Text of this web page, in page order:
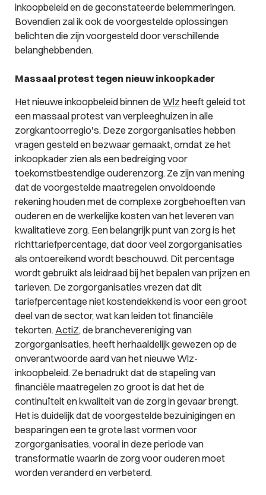
inkoopbeleid en de geconstateerde belemmeringen.
Bovendien zal ik ook de voorgestelde oplossingen
belichten die zijn voorgesteld door verschillende
belanghebbenden.
Massaal protest tegen nieuw inkoopkader
Het nieuwe inkoopbeleid binnen de Wlz heeft geleid tot
een massaal protest van verpleeghuizen in alle
zorgkantoorregio's. Deze zorgorganisaties hebben
vragen gesteld en bezwaar gemaakt, omdat ze het
inkoopkader zien als een bedreiging voor
toekomstbestendige ouderenzorg. Ze zijn van mening
dat de voorgestelde maatregelen onvoldoende
rekening houden met de complexe zorgbehoeften van
ouderen en de werkelijke kosten van het leveren van
kwalitatieve zorg. Een belangrijk punt van zorg is het
richttariefpercentage, dat door veel zorgorganisaties
als ontoereikend wordt beschouwd. Dit percentage
wordt gebruikt als leidraad bij het bepalen van prijzen en
tarieven. De zorgorganisaties vrezen dat dit
tariefpercentage niet kostendekkend is voor een groot
deel van de sector, wat kan leiden tot financiële
tekorten.ActiZ, de branchevereniging van
zorgorganisaties, heeft herhaaldelijk gewezen op de
onverantwoorde aard van het nieuwe Wlz-
inkoopbeleid. Ze benadrukt dat de stapeling van
financiële maatregelen zo groot is dat het de
continuïteit en kwaliteit van de zorg in gevaar brengt.
Het is duidelijk dat de voorgestelde bezuinigingen en
besparingen een te grote last vormen voor
zorgorganisaties, vooral in deze periode van
transformatie waarin de zorg voor ouderen moet
worden veranderd en verbeterd.